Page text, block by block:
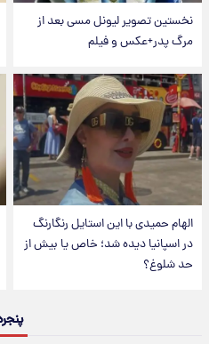
نخستین تصویر لیونل مسی بعد از
مرگ پدر+عکس و فیلم
الهام حمیدی با این استایل رنگارنگ
در اسپانیا دیده شد؛ خاص یا بیش از
حد شلوغ؟
پنجره